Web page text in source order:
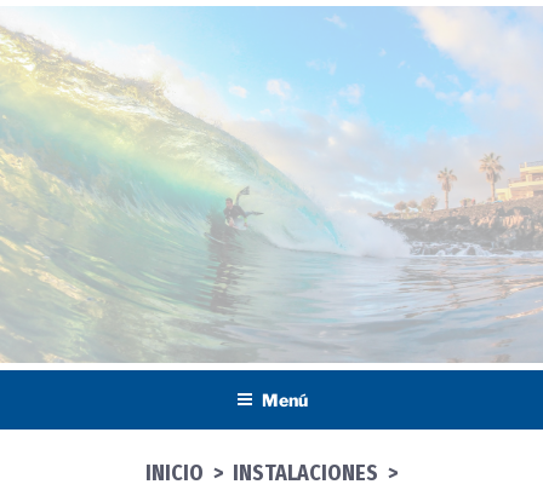
al
contenido
Menú
INICIO > INSTALACIONES >